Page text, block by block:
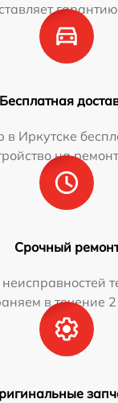
Бесплатная
Иркутске
на
Срочный
в течение